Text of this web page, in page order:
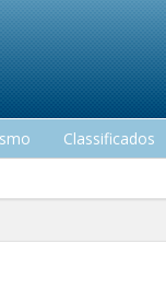
Classificados